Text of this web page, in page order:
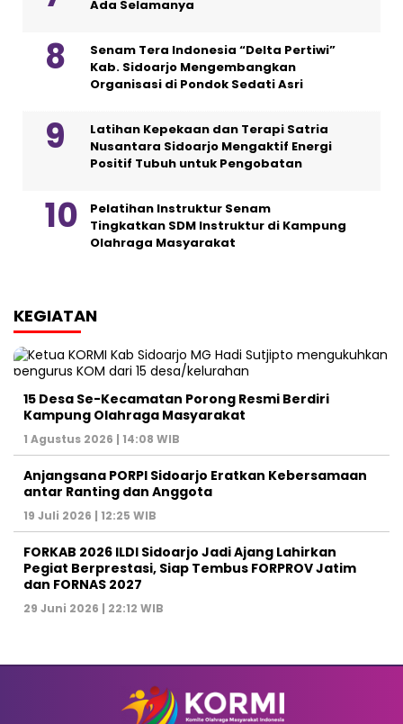
Ada Selamanya
Senam Tera Indonesia “Delta Pertiwi”
Kab. Sidoarjo Mengembangkan
Organisasi di Pondok Sedati Asri
Latihan Kepekaan dan Terapi Satria
Nusantara Sidoarjo Mengaktif Energi
Positif Tubuh untuk Pengobatan
Pelatihan Instruktur Senam
Tingkatkan SDM Instruktur di Kampung
Olahraga Masyarakat
KEGIATAN
15 Desa Se-Kecamatan Porong Resmi Berdiri
Kampung Olahraga Masyarakat
1 Agustus 2026 | 14:08 WIB
Anjangsana PORPI Sidoarjo Eratkan Kebersamaan
antar Ranting dan Anggota
19 Juli 2026 | 12:25 WIB
FORKAB 2026 ILDI Sidoarjo Jadi Ajang Lahirkan
Pegiat Berprestasi, Siap Tembus FORPROV Jatim
dan FORNAS 2027
29 Juni 2026 | 22:12 WIB